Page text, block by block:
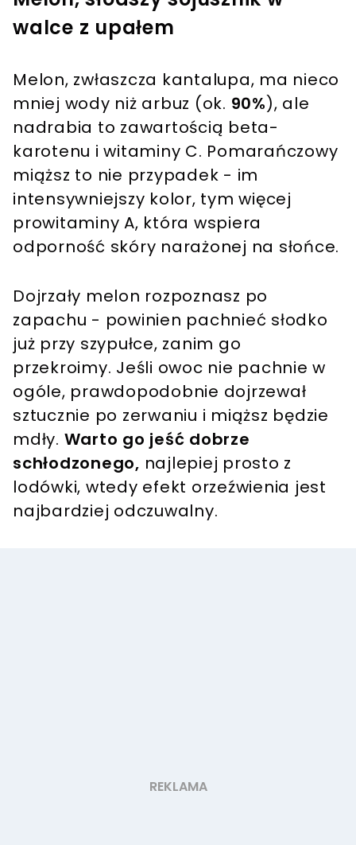
walce z upałem
Melon, zwłaszcza kantalupa, ma nieco
mniej wody niż arbuz (ok. 90%), ale
nadrabia to zawartością beta-
karotenu i witaminy C. Pomarańczowy
miąższ to nie przypadek - im
intensywniejszy kolor, tym więcej
prowitaminy A, która wspiera
odporność skóry narażonej na słońce.
Dojrzały melon rozpoznasz po
zapachu - powinien pachnieć słodko
już przy szypułce, zanim go
przekroimy. Jeśli owoc nie pachnie w
ogóle, prawdopodobnie dojrzewał
sztucznie po zerwaniu i miąższ będzie
mdły. Warto go jeść dobrze
schłodzonego, najlepiej prosto z
lodówki, wtedy efekt orzeźwienia jest
najbardziej odczuwalny.